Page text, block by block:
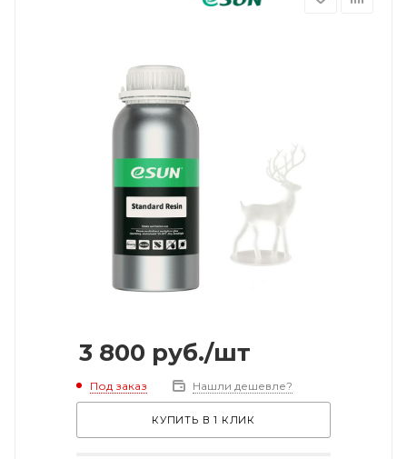
3 800 руб./шт
Под заказ Нашли дешевле?
КУПИТЬ В 1 КЛИК